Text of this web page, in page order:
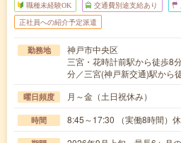
職種未経験OK 交通費別途支給あり
正社員への紹介予定派遣
勤務地
神戸市中央区
三宮・花時計前駅から徒歩8
分／三宮(神戸新交通)駅から
曜日頻度 月～金（土日祝休み）
時間 8:45～17:30 （実働8時間）